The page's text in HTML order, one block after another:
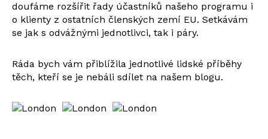
doufáme rozšířit řady účastníků našeho programu i
o klienty z ostatních členských zemí EU. Setkávám
se jak s odvážnými jednotlivci, tak i páry.
Ráda bych vám přiblížila jednotlivé lidské příběhy
těch, kteří se je nebáli sdílet na našem blogu.